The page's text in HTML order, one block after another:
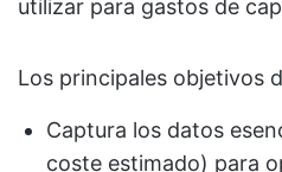
utilizar para gastos de
Los principales objetivos
Captura los datos
coste estimado) para